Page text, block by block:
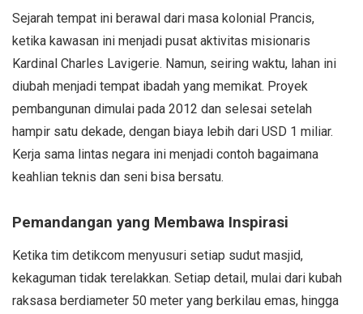
Sejarah tempat ini berawal dari masa kolonial Prancis,
ketika kawasan ini menjadi pusat aktivitas misionaris
Kardinal Charles Lavigerie. Namun, seiring waktu, lahan ini
diubah menjadi tempat ibadah yang memikat. Proyek
pembangunan dimulai pada 2012 dan selesai setelah
hampir satu dekade, dengan biaya lebih dari USD 1 miliar.
Kerja sama lintas negara ini menjadi contoh bagaimana
keahlian teknis dan seni bisa bersatu.
Pemandangan yang Membawa Inspirasi
Ketika tim detikcom menyusuri setiap sudut masjid,
kekaguman tidak terelakkan. Setiap detail, mulai dari kubah
raksasa berdiameter 50 meter yang berkilau emas, hingga